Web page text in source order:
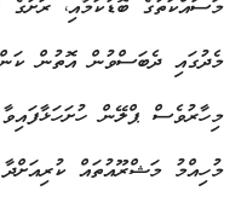
މަސައްކަތުގެ ބޮޑުކަމާއި،
މެދުގައި ދެބަސްވުން އޮތުން
މުހިއްމު މަޝްރޫއުތައް